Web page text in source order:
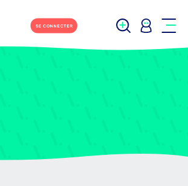
SE CONNECTER